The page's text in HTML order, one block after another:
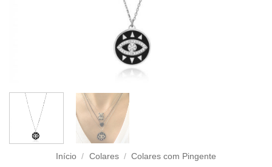
Início / Colares / Colares com Pingente